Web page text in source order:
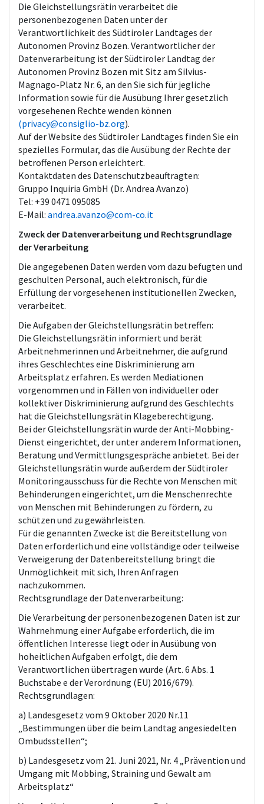
Die Gleichstellungsrätin verarbeitet die
personenbezogenen Daten unter der
Verantwortlichkeit des Südtiroler Landtages der
Autonomen Provinz Bozen. Verantwortlicher der
Datenverarbeitung ist der Südtiroler Landtag der
Autonomen Provinz Bozen mit Sitz am Silvius-
Magnago-Platz Nr. 6, an den Sie sich für jegliche
Information sowie für die Ausübung Ihrer gesetzlich
vorgesehenen Rechte wenden können
(privacy@consiglio-bz.org).
Auf der Website des Südtiroler Landtages finden Sie ein
spezielles Formular, das die Ausübung der Rechte der
betroffenen Person erleichtert.
Kontaktdaten des Datenschutzbeauftragten:
Gruppo Inquiria GmbH (Dr. Andrea Avanzo)
Tel: +39 0471 095085
E-Mail: andrea.avanzo@com-co.it
Zweck der Datenverarbeitung und Rechtsgrundlage
der Verarbeitung
Die angegebenen Daten werden vom dazu befugten und
geschulten Personal, auch elektronisch, für die
Erfüllung der vorgesehenen institutionellen Zwecken,
verarbeitet.
Die Aufgaben der Gleichstellungsrätin betreffen:
Die Gleichstellungsrätin informiert und berät
Arbeitnehmerinnen und Arbeitnehmer, die aufgrund
ihres Geschlechtes eine Diskriminierung am
Arbeitsplatz erfahren. Es werden Mediationen
vorgenommen und in Fällen von individueller oder
kollektiver Diskriminierung aufgrund des Geschlechts
hat die Gleichstellungsrätin Klageberechtigung.
Bei der Gleichstellungsrätin wurde der Anti-Mobbing-
Dienst eingerichtet, der unter anderem Informationen,
Beratung und Vermittlungsgespräche anbietet. Bei der
Gleichstellungsrätin wurde außerdem der Südtiroler
Monitoringausschuss für die Rechte von Menschen mit
Behinderungen eingerichtet, um die Menschenrechte
von Menschen mit Behinderungen zu fördern, zu
schützen und zu gewährleisten.
Für die genannten Zwecke ist die Bereitstellung von
Daten erforderlich und eine vollständige oder teilweise
Verweigerung der Datenbereitstellung bringt die
Unmöglichkeit mit sich, Ihren Anfragen
nachzukommen.
Rechtsgrundlage der Datenverarbeitung:
Die Verarbeitung der personenbezogenen Daten ist zur
Wahrnehmung einer Aufgabe erforderlich, die im
öffentlichen Interesse liegt oder in Ausübung von
hoheitlichen Aufgaben erfolgt, die dem
Verantwortlichen übertragen wurde (Art. 6 Abs. 1
Buchstabe e der Verordnung (EU) 2016/679).
Rechtsgrundlagen:
a) Landesgesetz vom 9 Oktober 2020 Nr.11
„Bestimmungen über die beim Landtag angesiedelten
Ombudsstellen“;
b) Landesgesetz vom 21. Juni 2021, Nr. 4 „Prävention und
Umgang mit Mobbing, Straining und Gewalt am
Arbeitsplatz“